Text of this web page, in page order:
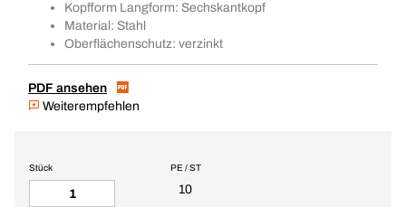
Kopfform Langform: Sechskantkopf
Material: Stahl
Oberflächenschutz: verzinkt
PDF ansehen
Weiterempfehlen
PE / ST
10
Stück